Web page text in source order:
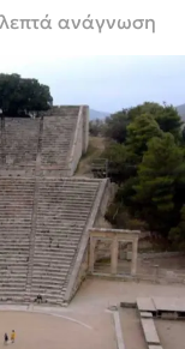
λεπτά ανάγνωση